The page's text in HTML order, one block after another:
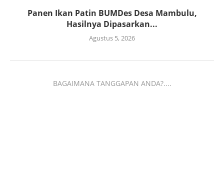
Panen Ikan Patin BUMDes Desa Mambulu,
Hasilnya Dipasarkan...
Agustus 5, 2026
BAGAIMANA TANGGAPAN ANDA?....